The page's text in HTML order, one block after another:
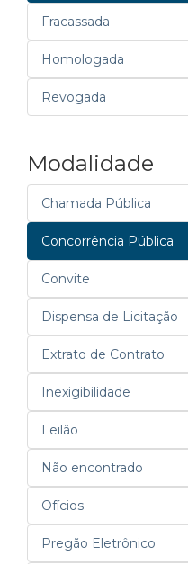
Fracassada
Homologada
Revogada
Modalidade
Chamada Pública
Concorrência Pública
Convite
Dispensa de Licitação
Extrato de Contrato
Inexigibilidade
Leilão
Não encontrado
Ofícios
Pregão Eletrônico